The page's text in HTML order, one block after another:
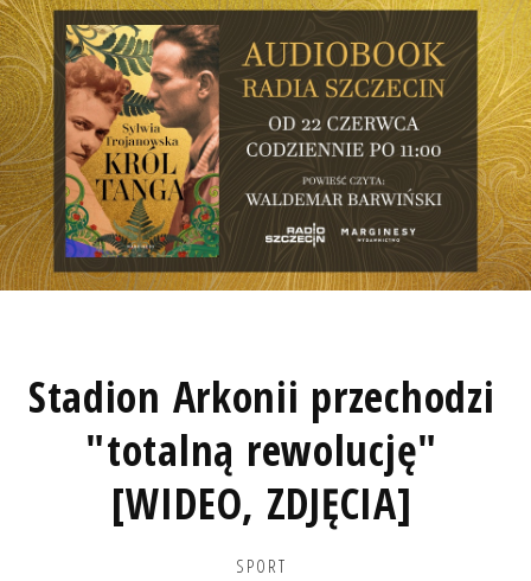
Stadion Arkonii przechodzi
"totalną rewolucję"
[WIDEO, ZDJĘCIA]
SPORT